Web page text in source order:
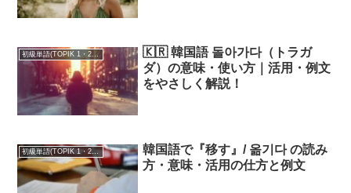
初級単語(TOPIK 1・2級)
🇰🇷 韓国語 돌아가다（トラガ
ダ）の意味・使い方｜活用・例文
をやさしく解説！
初級単語(TOPIK 1・2級)
韓国語で『移す』/ 옮기다 の読み
方・意味・活用の仕方と例文